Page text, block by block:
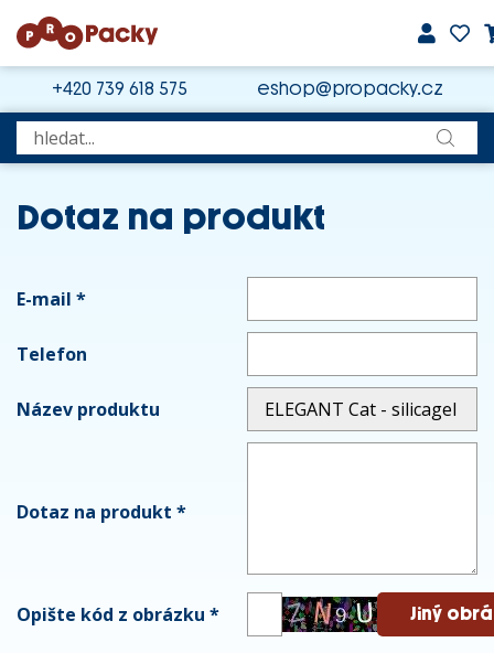
+420 739 618 575 eshop@propacky.cz
Dotaz na produkt
E-mail *
Telefon
Název produktu
Dotaz na produkt *
Opište kód z obrázku *